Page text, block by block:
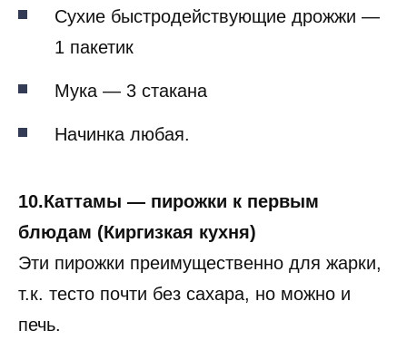
Сухие быстродействующие дрожжи —
1 пакетик
Мука — 3 стакана
Начинка любая.
10.Каттамы — пирожки к первым
блюдам (Киргизкая кухня)
Эти пирожки преимущественно для жарки,
т.к. тесто почти без сахара, но можно и
печь.